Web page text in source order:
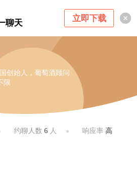
聊天 立即下载
创始人，葡萄酒顾问
限
约聊人数 6人 响应率 高